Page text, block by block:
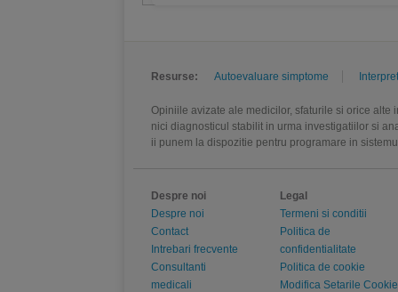
Resurse: Autoevaluare simptome
Opiniile avizate ale medicilor, sfaturile si orice
nici diagnosticul stabilit in urma investigatiilor si
ii punem la dispozitie pentru programare in
Despre noi
Despre noi
Contact
Intrebari frecvente
Consultanti
medicali
Legal
Termeni si conditii
Politica de
confidentialitate
Politica de cookie
Modifica Setarile Cookie